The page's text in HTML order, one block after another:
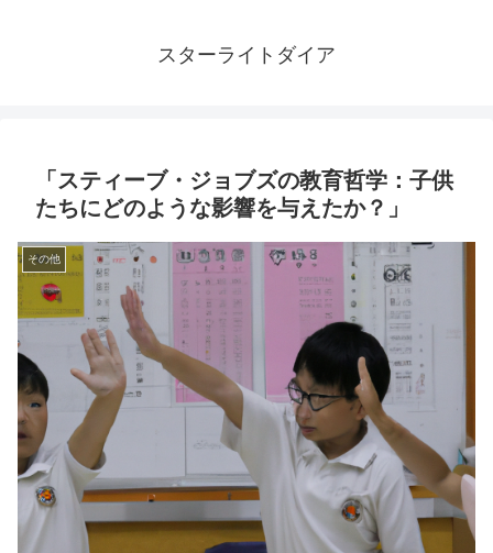
スターライトダイア
「スティーブ・ジョブズの教育哲学：子供
たちにどのような影響を与えたか？」
その他